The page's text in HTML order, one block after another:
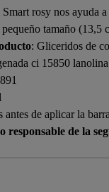
rosy nos ayuda
tamaño
: Gliceridos de
ci 15850
antes de aplicar la
responsable de la